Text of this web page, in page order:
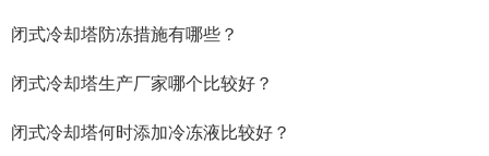
闭式冷却塔防冻措施有哪些？
闭式冷却塔生产厂家哪个比较好？
闭式冷却塔何时添加冷冻液比较好？